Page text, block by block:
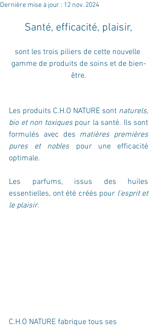
Dernière mise à jour : 12 nov. 2024
Santé, efficacité, plaisir,
sont les trois piliers de cette nouvelle
gamme de produits de soins et de bien-
être.
Les produits C.H.O NATURE sont naturels,
bio et non toxiques pour la santé. Ils sont
formulés avec des matières premières
pures et nobles pour une efficacité
optimale.
Les parfums, issus des huiles
essentielles, ont été créés pour l’esprit et
le plaisir.
C.H.O NATURE fabrique tous ses